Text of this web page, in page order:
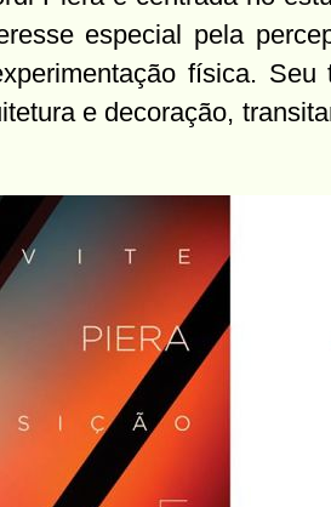
especial pela
física.
e decoração,